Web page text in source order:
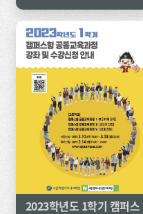
2023학년도 1학기 캠퍼스